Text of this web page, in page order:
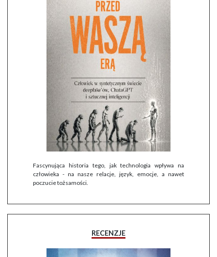
Fascynująca historia tego, jak technologia wpływa na
człowieka - na nasze relacje, język, emocje, a nawet
poczucie tożsamości.
RECENZJE